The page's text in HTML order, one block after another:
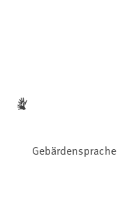
Gebärdensprache